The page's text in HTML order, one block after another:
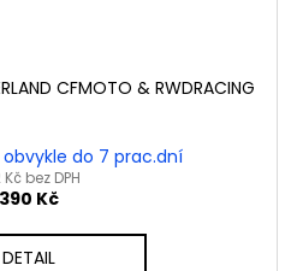
CFMOTO & RWDRACING
do 7 prac.dní
bez DPH
390 Kč
DETAIL